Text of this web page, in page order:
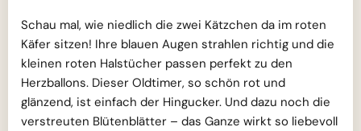
Schau mal, wie niedlich die zwei Kätzchen da im roten
Käfer sitzen! Ihre blauen Augen strahlen richtig und die
kleinen roten Halstücher passen perfekt zu den
Herzballons. Dieser Oldtimer, so schön rot und
glänzend, ist einfach der Hingucker. Und dazu noch die
verstreuten Blütenblätter – das Ganze wirkt so liebevoll